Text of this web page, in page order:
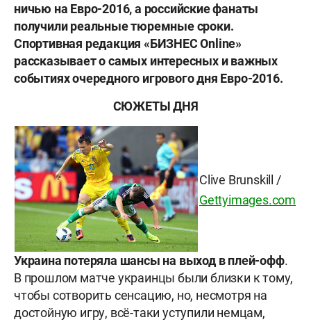
ничью на Евро-2016, а российские фанаты
получили реальные тюремные сроки.
Спортивная редакция «БИЗНЕС Online»
рассказывает о самых интересных и важных
событиях очередного игрового дня Евро-2016.
СЮЖЕТЫ ДНЯ
Clive Brunskill /
Gettyimages.com
Украина потеряла шансы на выход в плей-офф.
В прошлом матче украинцы были близки к тому,
чтобы сотворить сенсацию, но, несмотря на
достойную игру, всё-таки уступили немцам,